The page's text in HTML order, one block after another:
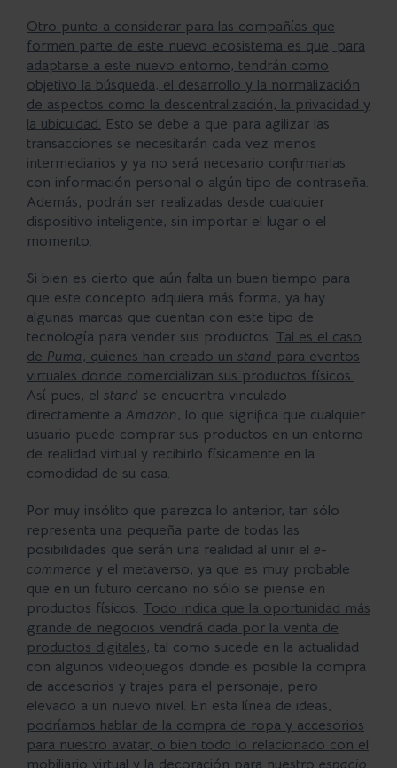
Otro punto a considerar para las compañías que
formen parte de este nuevo ecosistema es que, para
adaptarse a este nuevo entorno, tendrán como
objetivo la búsqueda, el desarrollo y la normalización
de aspectos como la descentralización, la privacidad y
la ubicuidad. Esto se debe a que para agilizar las
transacciones se necesitarán cada vez menos
intermediarios y ya no será necesario confirmarlas
con información personal o algún tipo de contraseña.
Además, podrán ser realizadas desde cualquier
dispositivo inteligente, sin importar el lugar o el
momento.
Si bien es cierto que aún falta un buen tiempo para
que este concepto adquiera más forma, ya hay
algunas marcas que cuentan con este tipo de
tecnología para vender sus productos. Tal es el caso
de Puma, quienes han creado un stand para eventos
virtuales donde comercializan sus productos físicos.
Así pues, el stand se encuentra vinculado
directamente a Amazon, lo que significa que cualquier
usuario puede comprar sus productos en un entorno
de realidad virtual y recibirlo físicamente en la
comodidad de su casa.
Por muy insólito que parezca lo anterior, tan sólo
representa una pequeña parte de todas las
posibilidades que serán una realidad al unir el e-
commerce y el metaverso, ya que es muy probable
que en un futuro cercano no sólo se piense en
productos físicos. Todo indica que la oportunidad más
grande de negocios vendrá dada por la venta de
productos digitales, tal como sucede en la actualidad
con algunos videojuegos donde es posible la compra
de accesorios y trajes para el personaje, pero
elevado a un nuevo nivel. En esta línea de ideas,
podríamos hablar de la compra de ropa y accesorios
para nuestro avatar, o bien todo lo relacionado con el